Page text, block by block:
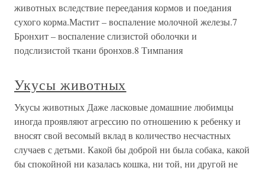
животных вследствие переедания кормов и поедания
сухого корма.Мастит – воспаление молочной железы.7
Бронхит – воспаление слизистой оболочки и
подслизистой ткани бронхов.8 Тимпания
Укусы животных
Укусы животных Даже ласковые домашние любимцы
иногда проявляют агрессию по отношению к ребенку и
вносят свой весомый вклад в количество несчастных
случаев с детьми. Какой бы доброй ни была собака, какой
бы спокойной ни казалась кошка, ни той, ни другой не